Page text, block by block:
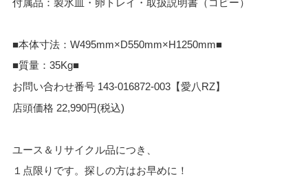
■本体寸法：W495mm×D550mm×H1250mm■
■質量：35Kg■
お問い合わせ番号 143-016872-003【愛八RZ】
店頭価格 22,990円(税込)
ユース＆リサイクル品につき、
１点限りです。探しの方はお早めに！